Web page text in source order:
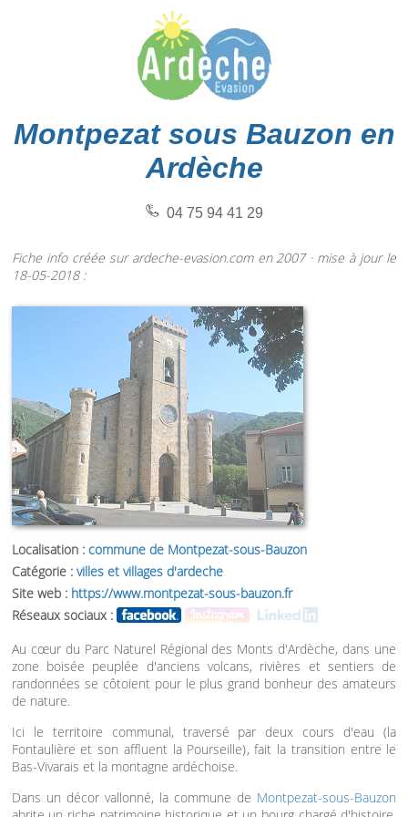
Montpezat sous Bauzon en
Ardèche
04 75 94 41 29
Fiche info créée sur ardeche-evasion.com en 2007 · mise à jour le
18-05-2018 :
Localisation : commune de Montpezat-sous-Bauzon
Catégorie : villes et villages d'ardeche
Site web : https://www.montpezat-sous-bauzon.fr
Réseaux sociaux :
Au cœur du Parc Naturel Régional des Monts d'Ardèche, dans une
zone boisée peuplée d'anciens volcans, rivières et sentiers de
randonnées se côtoient pour le plus grand bonheur des amateurs
de nature.
Ici le territoire communal, traversé par deux cours d'eau (la
Fontaulière et son affluent la Pourseille), fait la transition entre le
Bas-Vivarais et la montagne ardéchoise.
Dans un décor vallonné, la commune de Montpezat-sous-Bauzon